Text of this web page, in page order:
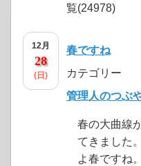
覧(24978)
12月
28
(日)
春ですね
カテゴリー
管理人のつぶ
春の大曲線
てきました
よ春ですね